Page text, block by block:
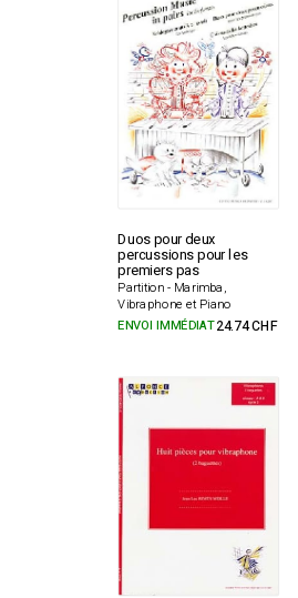
Duos pour deux
percussions pour les
premiers pas
Partition - Marimba,
Vibraphone et Piano
ENVOI IMMÉDIAT24.74 CHF